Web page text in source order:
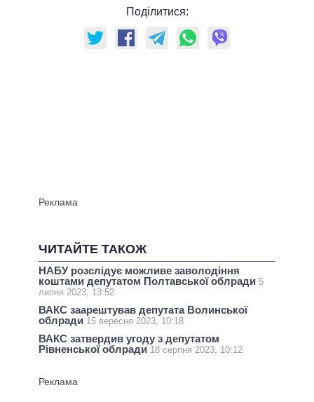
Поділитися:
ЧИТАЙТЕ ТАКОЖ
НАБУ розслідує можливе заволодіння
коштами депутатом Полтавської облради 5
липня 2023, 13:52
ВАКС заарештував депутата Волинської
облради 15 вересня 2023, 10:18
ВАКС затвердив угоду з депутатом
Рівненської облради 18 серпня 2023, 10:12